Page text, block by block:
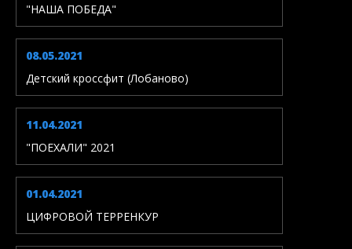
"НАША ПОБЕДА"
08.05.2021
Детский кроссфит (Лобаново)
11.04.2021
"ПОЕХАЛИ" 2021
01.04.2021
ЦИФРОВОЙ ТЕРРЕНКУР